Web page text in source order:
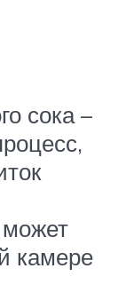
сока –
камере